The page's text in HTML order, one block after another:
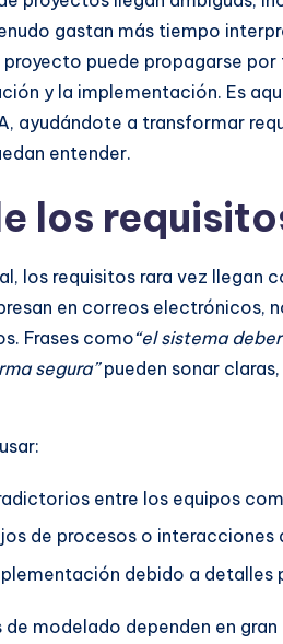
gastan más tiempo
puede propagarse
y la implementación. Es
ayudándote a transformar
entender.
los
los requisitos rara vez llegan
en correos electrónicos,
Frases como“el sistema
segura”pueden sonar
entre los equipos
de procesos o interacciones
debido a detalles
modelado dependen en